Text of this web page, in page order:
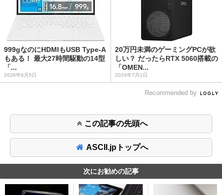
999gなのにHDMIもUSB Type-A
もある！ 最大27時間駆動の14型
「...
2026年6月5日
20万円未満のゲーミングPCが欲
しい？ だったらRTX 5060搭載の
「OMEN...
2026年7月1日
Recommended by
この記事の先頭へ
ASCII.jpトップへ
次にお勧めの記事